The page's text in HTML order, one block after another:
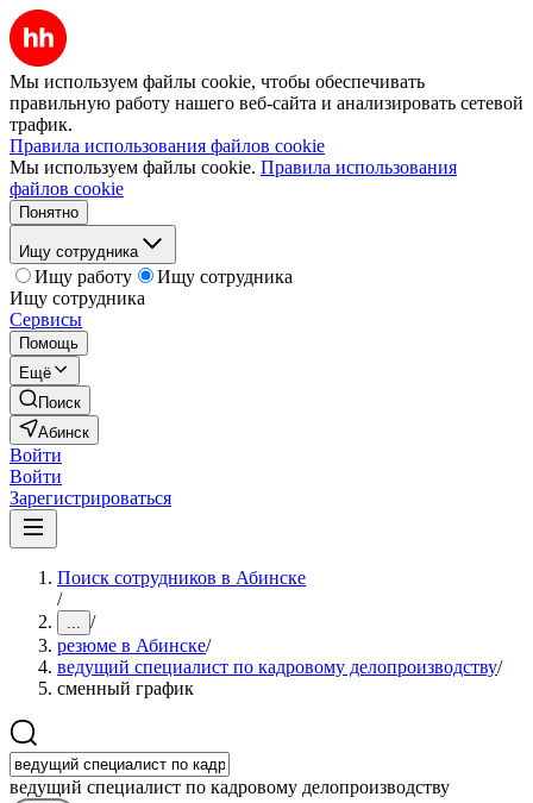
Мы используем файлы cookie, чтобы обеспечивать
правильную работу нашего веб-сайта и анализировать сетевой
трафик.
Правила использования файлов cookie
Мы используем файлы cookie. Правила использования
файлов cookie
Понятно
Ищу сотрудника
Ищу работу
Ищу сотрудника
Ищу сотрудника
Сервисы
Помощь
Ещё
Поиск
Абинск
Войти
Войти
Зарегистрироваться
Поиск сотрудников в Абинске
/
... /
резюме в Абинске/
ведущий специалист по кадровому делопроизводству/
сменный график
ведущий специалист по кадровому делопроизводству